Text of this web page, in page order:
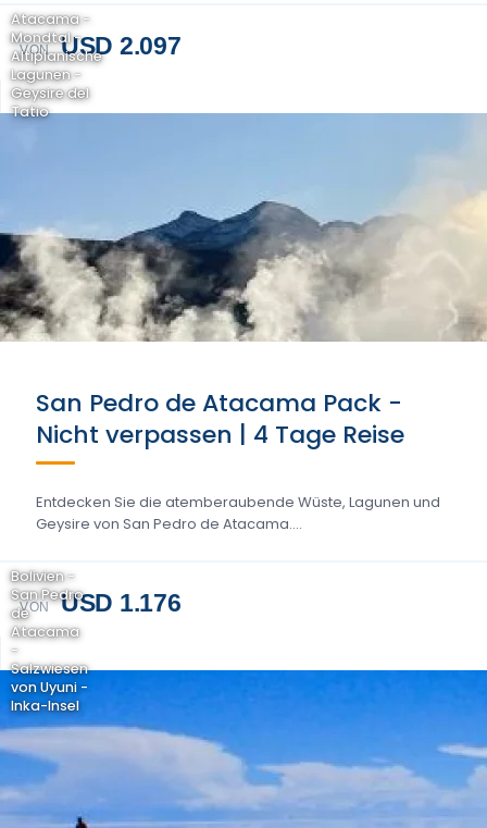
VON USD 2.097
Atacama -
Mondtal -
Altiplanische
Lagunen -
Geysire del
Tatio
San Pedro de Atacama Pack -
Nicht verpassen | 4 Tage Reise
Entdecken Sie die atemberaubende Wüste, Lagunen und
Geysire von San Pedro de Atacama....
VON USD 1.176
Bolivien -
San Pedro
de
Atacama
-
Salzwiesen
von Uyuni -
Inka-Insel